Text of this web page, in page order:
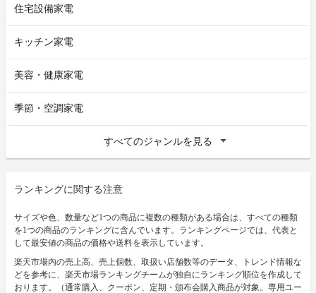
住宅設備家電
キッチン家電
美容・健康家電
季節・空調家電
すべてのジャンルを見る
ランキングに関する注意
サイズや色、数量など1つの商品に複数の種類がある場合は、すべての種類
を1つの商品のランキングに含んでいます。ランキングページでは、代表と
して最安値の商品の価格や送料を表示しています。
楽天市場内の売上高、売上個数、取扱い店舗数等のデータ、トレンド情報な
どを参考に、楽天市場ランキングチームが独自にランキング順位を作成して
おります。（通常購入、クーポン、定期・頒布会購入商品が対象。専用ユー